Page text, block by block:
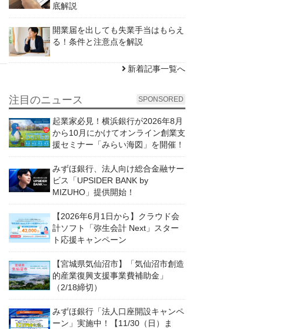
底解説
開業届を出しても失業手当はもらえ
る！条件と注意点を解説
新着記事一覧へ
注目のニュース SPONSORED
起業家必見！横浜銀行が2026年8月
から10月にかけてオンライン創業支
援セミナー「みらい海図」を開催！
みずほ銀行、法人向け総合金融サー
ビス「UPSIDER BANK by
MIZUHO」提供開始！
【2026年6月1日から】クラウド会
計ソフト「弥生会計 Next」スター
ト応援キャンペーン
【宮城県気仙沼市】「気仙沼市創造
的産業復興支援事業費補助金」
（2/18締切）
みずほ銀行「法人口座開設キャンペ
ーン」実施中！【11/30（日）ま